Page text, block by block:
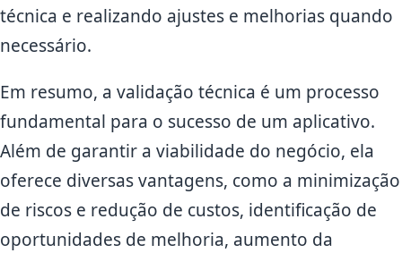
técnica e realizando ajustes e melhorias quando
necessário.
Em resumo, a validação técnica é um processo
fundamental para o sucesso de um aplicativo.
Além de garantir a viabilidade do negócio, ela
oferece diversas vantagens, como a minimização
de riscos e redução de custos, identificação de
oportunidades de melhoria, aumento da